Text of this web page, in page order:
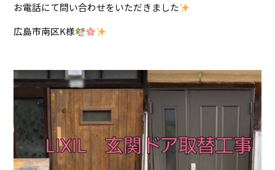
お電話にて問い合わせをいただきました
広島市南区K様